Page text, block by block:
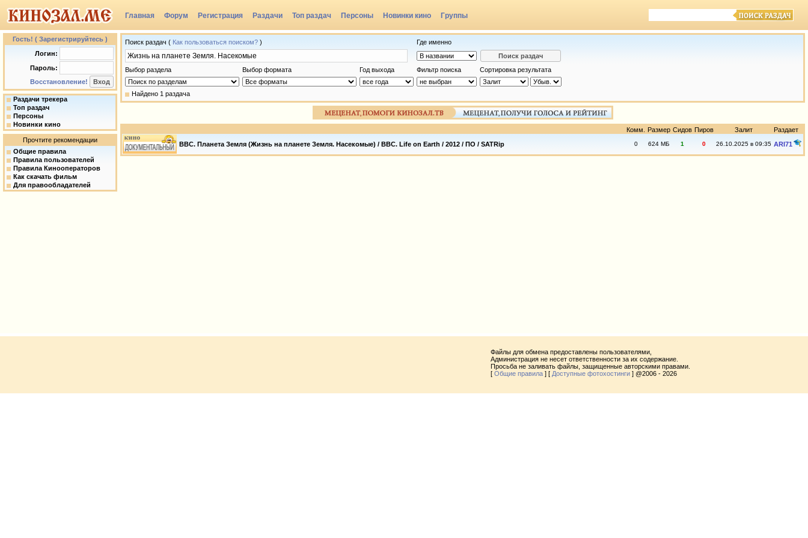
Главная Форум Регистрация Раздачи Топ раздач Персоны Новинки кино Группы
Гость! ( Зарегистрируйтесь )
Логин:
Пароль:
Восстановление!
Раздачи трекера
Топ раздач
Персоны
Новинки кино
Прочтите рекомендации
Общие правила
Правила пользователей
Правила Кинооператоров
Как скачать фильм
Для правообладателей
Поиск раздач ( Как пользоваться поиском? ) Где именно
Выбор раздела Выбор формата Год выхода Фильтр поиска Сортировка результата
Найдено 1 раздача
Комм. Размер Сидов Пиров Залит
Раздает
BBC. Планета Земля (Жизнь на планете Земля. Насекомые) / BBC. Life on Earth / 2012 / ПО / SATRip
0 624 МБ 1 0 26.10.2025 в 09:35 ARI71
Файлы для обмена предоставлены пользователями,
Администрация не несет ответственности за их содержание.
Просьба не заливать файлы, защищенные авторскими правами.
[Общие правила ] [ Доступные фотохостинги ] @2006 - 2026